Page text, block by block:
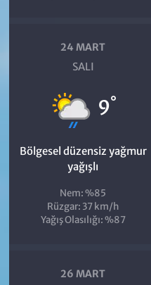
24 MART
SALI
9°
Bölgesel düzensiz yağmur
yağışlı
Nem: %85
Rüzgar: 37 km/h
Yağış Olasılığı: %87
26 MART